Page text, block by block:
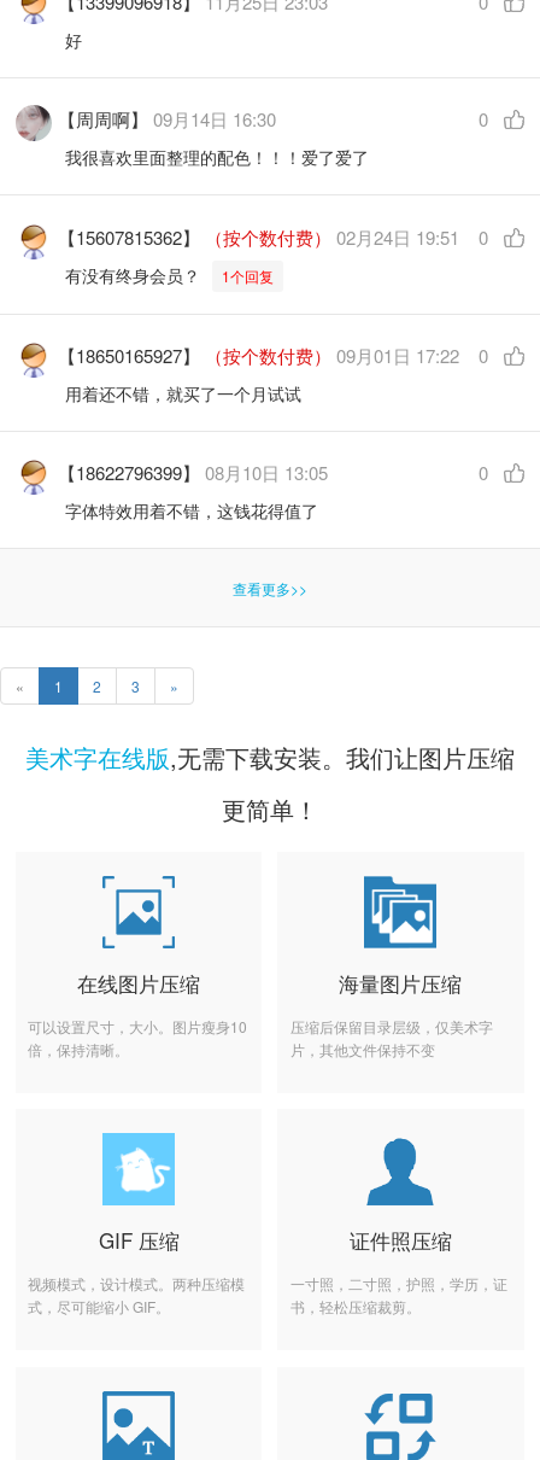
好
【周周啊】09月14日 16:30 0
我很喜欢里面整理的配色！！！爱了爱了
【15607815362】 （按个数付费） 02月24日 19:51 0
有没有终身会员？ 1个回复
【18650165927】 （按个数付费） 09月01日 17:22 0
用着还不错，就买了一个月试试
【18622796399】08月10日 13:05 0
字体特效用着不错，这钱花得值了
查看更多>>
« 1 2 3 »
美术字在线版,无需下载安装。我们让图片压缩
更简单！
在线图片压缩
可以设置尺寸，大小。图片瘦身10
倍，保持清晰。
海量图片压缩
压缩后保留目录层级，仅美术字
片，其他文件保持不变
GIF 压缩
视频模式，设计模式。两种压缩模
式，尽可能缩小 GIF。
证件照压缩
一寸照，二寸照，护照，学历，证
书，轻松压缩裁剪。